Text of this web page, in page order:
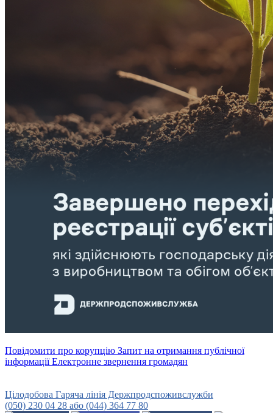
Повідомити про корупцію Запит на отримання публічної
інформаціїЕлектронне звернення громадян
Цілодобова Гаряча лінія Держпродспоживслужби
(050) 230 04 28 або (044) 364 77 80